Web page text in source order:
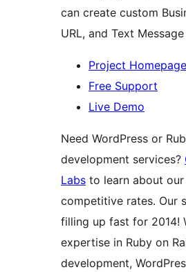
can create custom
URL, and Text
Project Homepage
Free Support
Live Demo
Need WordPress or
development services?
Labs to learn about our
competitive rates. Our
filling up fast for 2014!
expertise in Ruby on
development,